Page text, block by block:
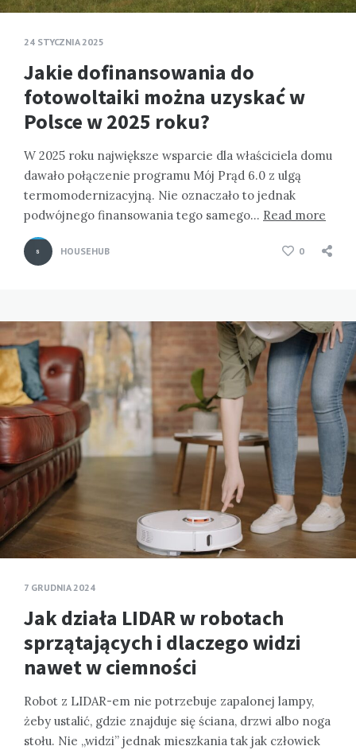
24 STYCZNIA 2025
Jakie dofinansowania do
fotowoltaiki można uzyskać w
Polsce w 2025 roku?
W 2025 roku największe wsparcie dla właściciela domu
dawało połączenie programu Mój Prąd 6.0 z ulgą
termomodernizacyjną. Nie oznaczało to jednak
podwójnego finansowania tego samego… Read more
HOUSEHUB 0
7 GRUDNIA 2024
Jak działa LIDAR w robotach
sprzątających i dlaczego widzi
nawet w ciemności
Robot z LIDAR-em nie potrzebuje zapalonej lampy,
żeby ustalić, gdzie znajduje się ściana, drzwi albo noga
stołu. Nie „widzi” jednak mieszkania tak jak człowiek